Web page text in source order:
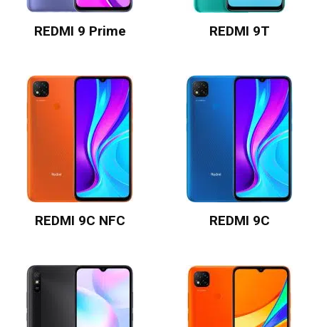
REDMI 9 Prime REDMI 9T
REDMI 9C NFC REDMI 9C